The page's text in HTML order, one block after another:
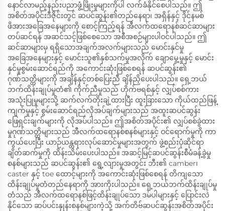
နောင်လာမည့်နည်းပညာဖွံ့ဖြိုးမှုများကိုပါ လက်ခံနိုင်စေပါသည်။ ဤ
အစိတ်အပိုင်းဒီဇိုင်းတွင် ဆပင်ဆွန်း၏တည်နေရာ၊ အရှိန်နှင့် ဒိုင်နမစ်
ဖိအားအခြေအနေများကို စောင့်ကြည့်ရန် အီလက်ထရောနစ်ဆင်ဆာများ
တပ်ဆင်ရန် အဆင်သင့်ဖြစ်စေသော အစီအစဉ်များပါဝင်ပါသည်။ ဤ
ဆင်ဆာများမှ ရရှိသောအချက်အလက်များသည် မောင်းနှင်မှု
အခြေအနေများနှင့် မောင်းသူ၏နှစ်သက်မှုအလိုက် ချောမွေ့မှုနှင့် မောင်း
နှင်မှုစွမ်းဆောင်ရည်ကို အကောင်းဆုံးဖြစ်စေရန် ဆပင်ဆွန်း၏
ဂုဏ်သတ္တိများကို အချိန်နှင့်တစ်ပြေးညီ ချိန်ညှိပေးပါသည်။ ရှေ့ဘယ်
ဘက်ထိန်းချုပ်မှုတံ၏ ကိုက်ညီမှုသည် ဟိုက်ဗရစ်နှင့် လျှပ်စစ်ကား
အသုံးပြုမှုများသို့ ဆက်လက်တိုးချဲ့ထားပြီး ထူးခြားသော ကိုယ်ထည်ဖြန့်
ကျက်မှုနှင့် စွမ်းဆောင်ရည်လိုအပ်ချက်များသည် အထူးဆပင်ဆွန်း
ဖြေရှင်းချက်များကို လိုအပ်ပါသည်။ ဤအစိတ်အပိုင်း၏ လျှပ်စစ်ခွဲထား
မှုဂုဏ်သတ္တိများသည် အီလက်ထရောနစ်စနစ်များနှင့် ဝင်ရောက်မှုကို ကာ
ကွယ်ပေးပြီး ယာဉ်ယန္တရားလုပ်ဆောင်မှုများအတွက် ဖွဲ့စည်းပုံဆိုင်ရာ
ချိတ်ဆက်မှုကို ထိန်းသိမ်းပေးပါသည်။ အဆင့်မြင့်ဆပင်ဆွန်းစီမံခန့်ခွဲမှု
စနစ်များသည် ဆပင်ဆွန်း၏ ရွေ့လျားမှုအတွင်း ဘီး၏ camber၊
caster နှင့် toe ထောင့်များကို အကောင်းဆုံးဖြစ်စေရန် တိကျသော
ထိန်းချုပ်မှုတံတည်နေရာကို အားကိုးပါသည်။ ရှေ့ဘယ်ဘက်ထိန်းချုပ်မှု
တံသည် အီလက်ထရောနစ်ဖြင့်ထိန်းချုပ်သော ဒမ်ပါများနှင့် ပြောင်းလဲ
နိုင်သော ဆပ်ပင်းနှုန်းစနစ်များကဲ့သို့ အက်တိဗ်ဆပင်ဆွန်းအစိတ်အပိုင်း